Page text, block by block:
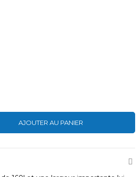
AJOUTER AU PANIER